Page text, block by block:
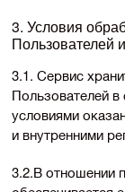
3. Условия
Пользователей
3.1. Сервис
Пользователей в
условиями
и внутренними
3.2.В отношении